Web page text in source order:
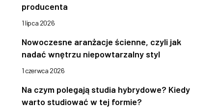
producenta
1 lipca 2026
Nowoczesne aranżacje ścienne, czyli jak
nadać wnętrzu niepowtarzalny styl
1 czerwca 2026
Na czym polegają studia hybrydowe? Kiedy
warto studiować w tej formie?